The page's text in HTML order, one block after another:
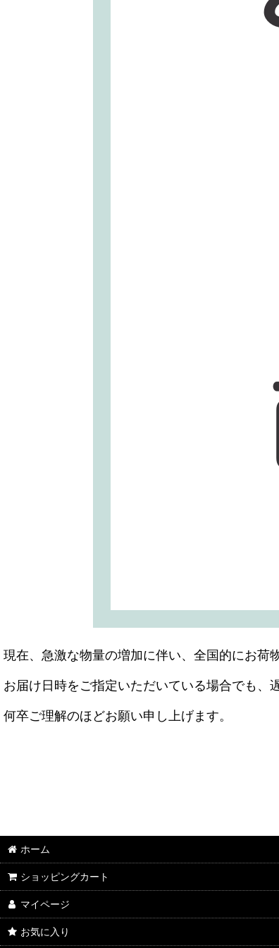
現在、急激な物量の増加に伴い、全国的にお荷
お届け日時をご指定いただいている場合でも、
何卒ご理解のほどお願い申し上げます。
ホーム
ショッピングカート
マイページ
お気に入り